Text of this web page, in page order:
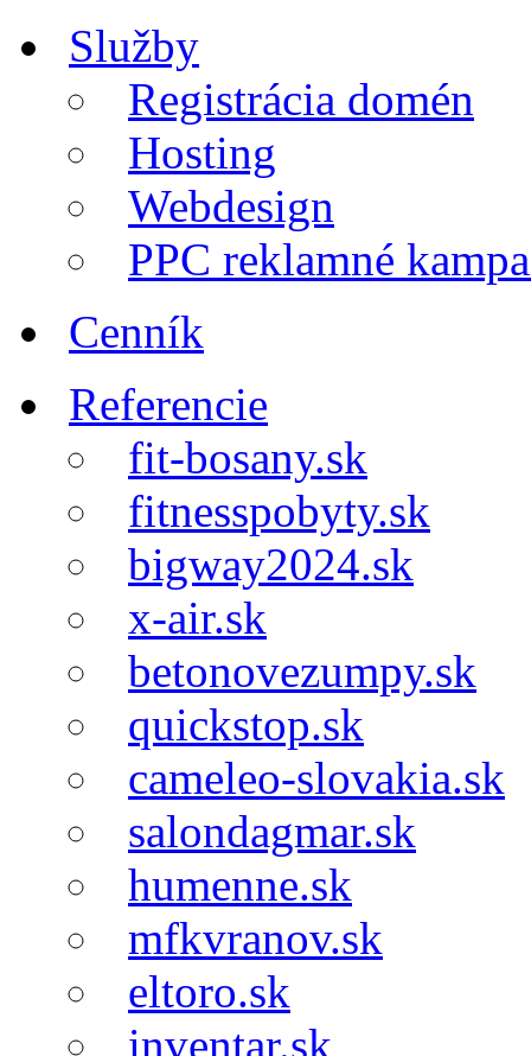
Služby
Registrácia domén
Hosting
Webdesign
PPC reklamné
Cenník
Referencie
fit-bosany.sk
fitnesspobyty.sk
bigway2024.sk
x-air.sk
betonovezumpy.sk
quickstop.sk
cameleo-slovakia.sk
salondagmar.sk
humenne.sk
mfkvranov.sk
eltoro.sk
inventar.sk